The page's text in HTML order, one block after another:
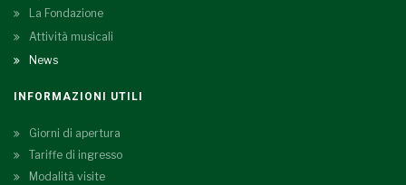
La Fondazione
Attività musicali
News
INFORMAZIONI UTILI
Giorni di apertura
Tariffe di ingresso
Modalità visite